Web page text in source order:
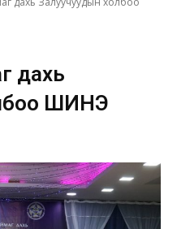
дахь
ШИНЭ